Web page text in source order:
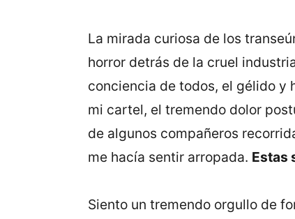
La mirada curiosa de los
horror detrás de la cruel
conciencia de todos, el gélido y
mi cartel, el tremendo dolor
de algunos compañeros
me hacía sentir arropada. Estas
Siento un tremendo orgullo de